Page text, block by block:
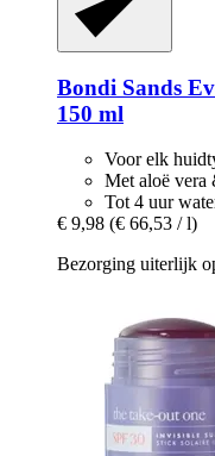
Bondi Sands
150 ml
Voor elk
Met aloë vera
Tot 4 uur
€ 9,98 (€ 66,53 / l)
Bezorging uiterlijk